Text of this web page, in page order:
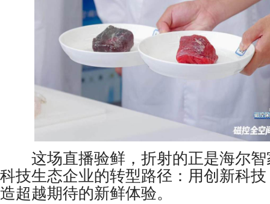
这场直播验鲜，折射的正是海尔智
科技生态企业的转型路径：用创新科
造超越期待的新鲜体验。